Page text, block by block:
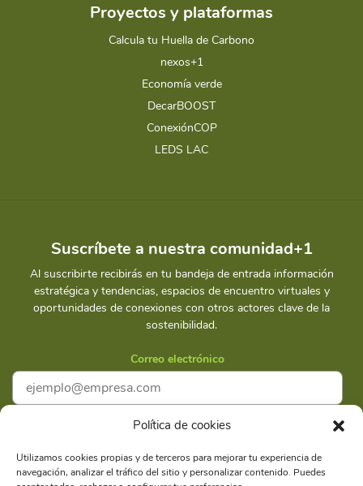
Política de cookies
Utilizamos cookies propias y de terceros para mejorar tu experiencia de
navegación, analizar el tráfico del sitio y personalizar contenido. Puedes
Proyectos y plataformas
Calcula tu Huella de Carbono
nexos+1
Economía verde
DecarBOOST
ConexiónCOP
LEDS LAC
Suscríbete a nuestra comunidad+1
Al suscribirte recibirás en tu bandeja de entrada información
estratégica y tendencias, espacios de encuentro virtuales y
oportunidades de conexiones con otros actores clave de la
sostenibilidad.
Correo electrónico
Acepto laPolítica de privacidad
Suscríbete